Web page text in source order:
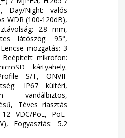
Day/Night: valós
WDR (100-120dB),
2.8 mm,
látószög: 95°,
mozgatás: 3
mikrofon:
kártyahely,
S/T, ONVIF
IP67 kültéri,
vandálbiztos,
Téves riasztás
VDC/PoE, PoE-
Fogyasztás: 5.2